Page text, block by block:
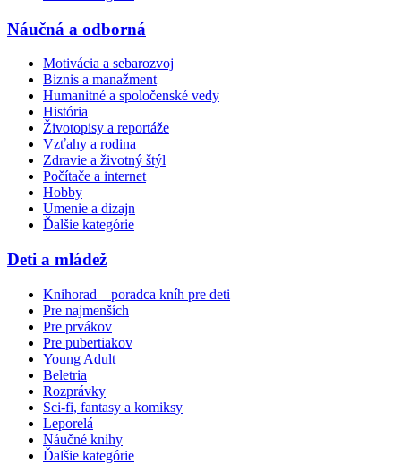
Náučná a odborná
Motivácia a sebarozvoj
Biznis a manažment
Humanitné a spoločenské vedy
História
Životopisy a reportáže
Vzťahy a rodina
Zdravie a životný štýl
Počítače a internet
Hobby
Umenie a dizajn
Ďalšie kategórie
Deti a mládež
Knihorad – poradca kníh pre deti
Pre najmenších
Pre prvákov
Pre pubertiakov
Young Adult
Beletria
Rozprávky
Sci-fi, fantasy a komiksy
Leporelá
Náučné knihy
Ďalšie kategórie